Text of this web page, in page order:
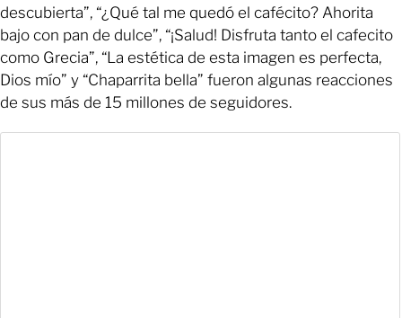
descubierta”, “¿Qué tal me quedó el cafécito? Ahorita
bajo con pan de dulce”, “¡Salud! Disfruta tanto el cafecito
como Grecia”, “La estética de esta imagen es perfecta,
Dios mío” y “Chaparrita bella” fueron algunas reacciones
de sus más de 15 millones de seguidores.